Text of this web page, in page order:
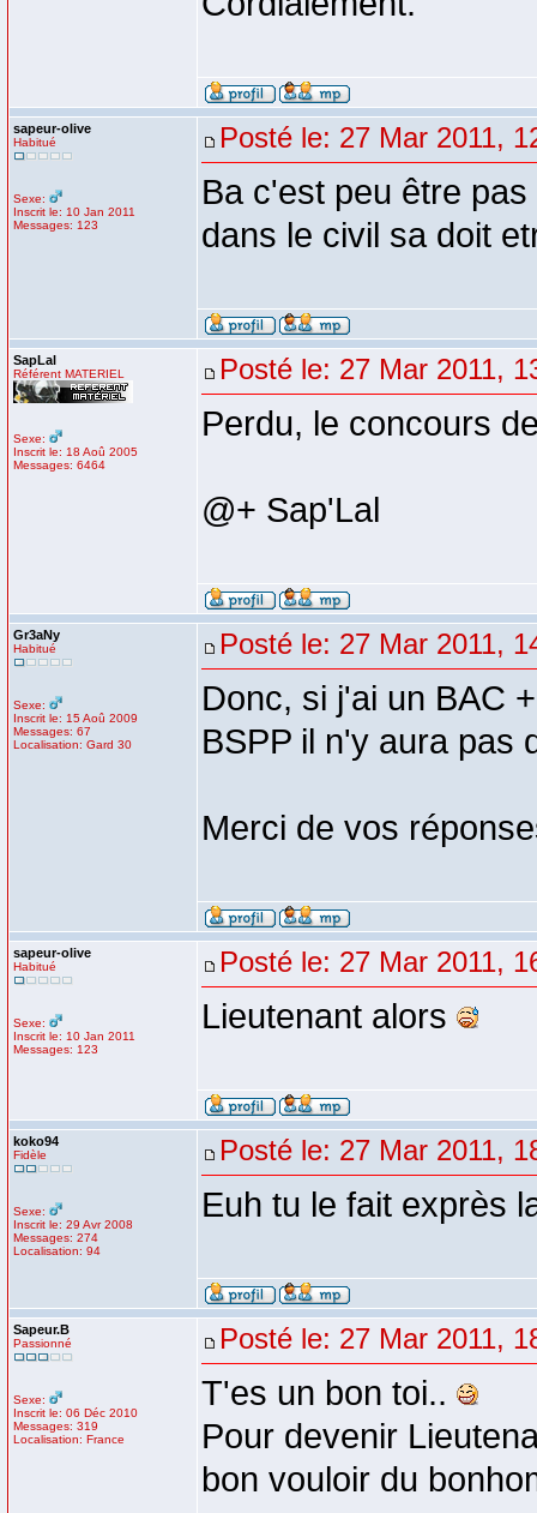
sapeur-olive
Habitué
Sexe:
Inscrit le: 10 Jan 2011
Messages: 123
Posté le: 27 Mar 2011,
Ba c'est peu être
dans le civil sa doit
SapLal
Référent MATERIEL
Sexe:
Inscrit le: 18 Aoû 2005
Messages: 6464
Posté le: 27 Mar 2011,
Perdu, le concours
@+ Sap'Lal
Gr3aNy
Habitué
Sexe:
Inscrit le: 15 Aoû 2009
Messages: 67
Localisation: Gard 30
Posté le: 27 Mar 2011,
Donc, si j'ai un BAC
BSPP il n'y aura pas
Merci de vos
sapeur-olive
Habitué
Sexe:
Inscrit le: 10 Jan 2011
Messages: 123
Posté le: 27 Mar 2011,
Lieutenant alors
koko94
Fidèle
Sexe:
Inscrit le: 29 Avr 2008
Messages: 274
Localisation: 94
Posté le: 27 Mar 2011,
Euh tu le fait exprès
Sapeur.B
Passionné
Sexe:
Inscrit le: 06 Déc 2010
Messages: 319
Localisation: France
Posté le: 27 Mar 2011,
T'es un bon toi..
Pour devenir
bon vouloir du